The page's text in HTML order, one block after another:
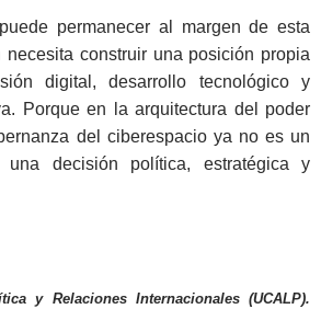
permanecer al margen de esta
construir una posición propia
digital, desarrollo tecnológico y
Porque en la arquitectura del poder
del ciberespacio ya no es un
una decisión política, estratégica y
y Relaciones Internacionales (UCALP).